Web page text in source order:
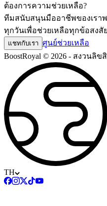
ต้องการความช่วยเหลือ?
ทีมสนับสนุนมืออาชีพของเรา
ทุกวันเพื่อช่วยเหลือทุกข้อสงสัย
แชทกับเรา ศูนย์ช่วยเหลือ
BoostRoyal © 2026 - สงวนลิข
TH